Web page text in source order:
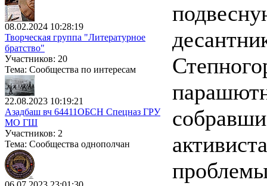
08.02.2024 10:28:19
Творческая группа "Литературное
братство"
Участников: 20
Тема: Сообщества по интересам
22.08.2023 10:19:21
Азадбаш вч 64411ОБСН Спецназ ГРУ
МО ГШ
Участников: 2
Тема: Сообщества однополчан